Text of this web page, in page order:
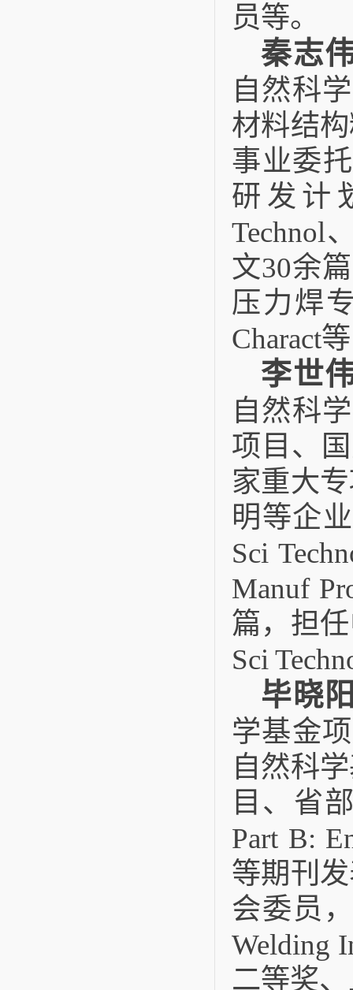
员等。
秦志
自然科
材料结
事业委
研发计
Technol
文30余
压力焊
Charact
李世
自然科
项目、
家重大
明等企
Sci
Manuf
篇，担
Sci
毕晓
学基金
自然科
目、省
Part B:
等期刊
会委员
Welding
二等奖